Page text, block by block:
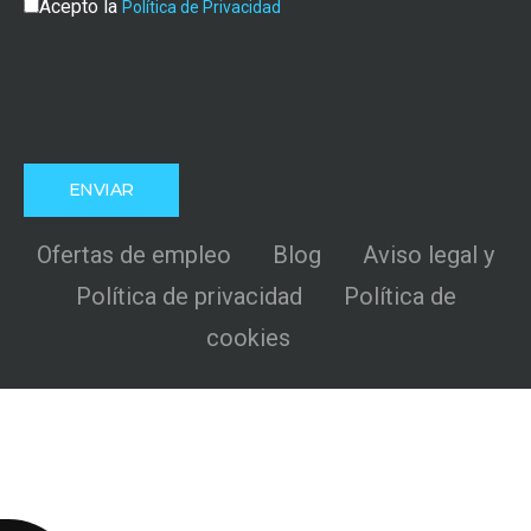
Acepto la Política de Privacidad
Ofertas de empleo Blog
Aviso legal y
Política de privacidad
Política de
cookies